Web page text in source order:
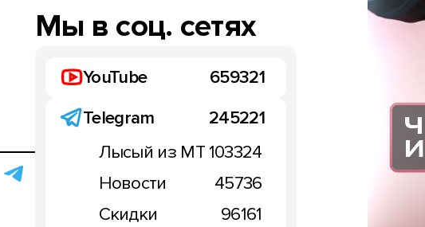
Мы в соц. сетях
YouTube
659321
Telegram
245221
Лысый из МТ103324
Новости
45736
Скидки
96161